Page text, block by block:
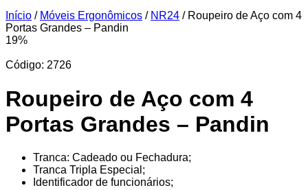
Início / Móveis Ergonômicos / NR24 / Roupeiro de Aço com 4
Portas Grandes – Pandin
19%
Código: 2726
Roupeiro de Aço com 4
Portas Grandes – Pandin
Tranca: Cadeado ou Fechadura;
Tranca Tripla Especial;
Identificador de funcionários;